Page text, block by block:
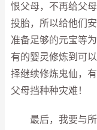
恨父母，不再给父
投胎，所以给他们
准备足够的元宝等
有的婴灵修炼到可
择继续修炼鬼仙，
父母挡种种灾难！
最后，我要与所